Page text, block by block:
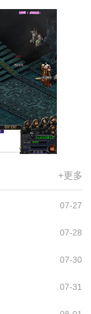
+更多
07-27
07-28
07-30
07-31